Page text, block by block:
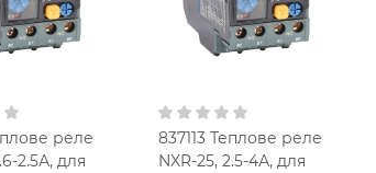
кошик В кошик
реле
2.5А, для
837113 Теплове реле
NXR-25, 2.5-4А, для